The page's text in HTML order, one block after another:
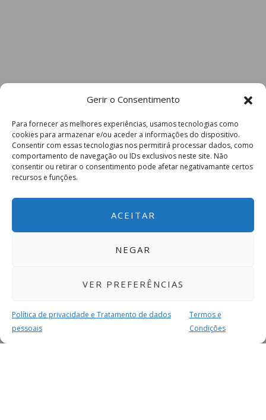
Gerir o Consentimento
Para fornecer as melhores experiências, usamos tecnologias como
cookies para armazenar e/ou aceder a informações do dispositivo.
Consentir com essas tecnologias nos permitirá processar dados, como
comportamento de navegação ou IDs exclusivos neste site. Não
consentir ou retirar o consentimento pode afetar negativamante certos
recursos e funções.
ACEITAR
NEGAR
VER PREFERÊNCIAS
Política de privacidade e Tratamento de dados
pessoais
Termos e
Condições